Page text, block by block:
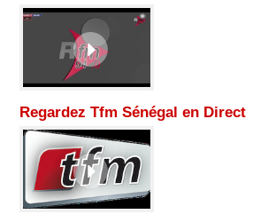
Regardez Tfm Sénégal en Direct